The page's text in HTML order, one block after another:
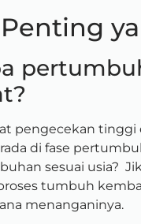
pengecekan tinggi
di fase
sesuai usia?
tumbuh
menanganinya.